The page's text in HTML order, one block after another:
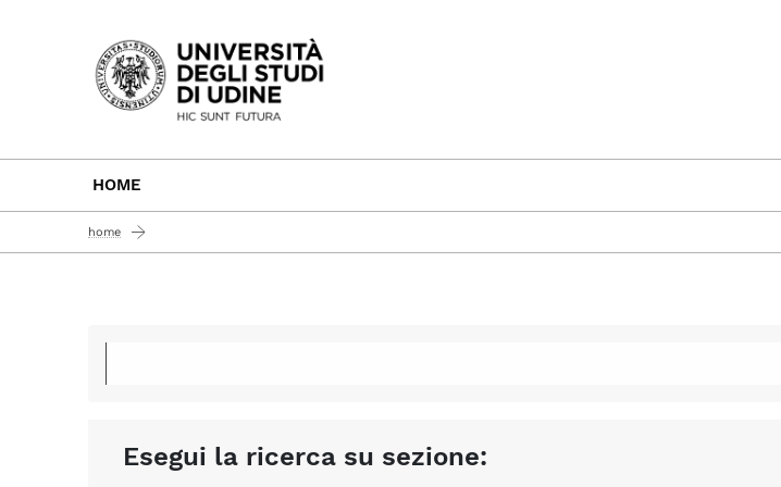
Passa al contenuto principale
HOME
home
Esegui la ricerca su sezione: